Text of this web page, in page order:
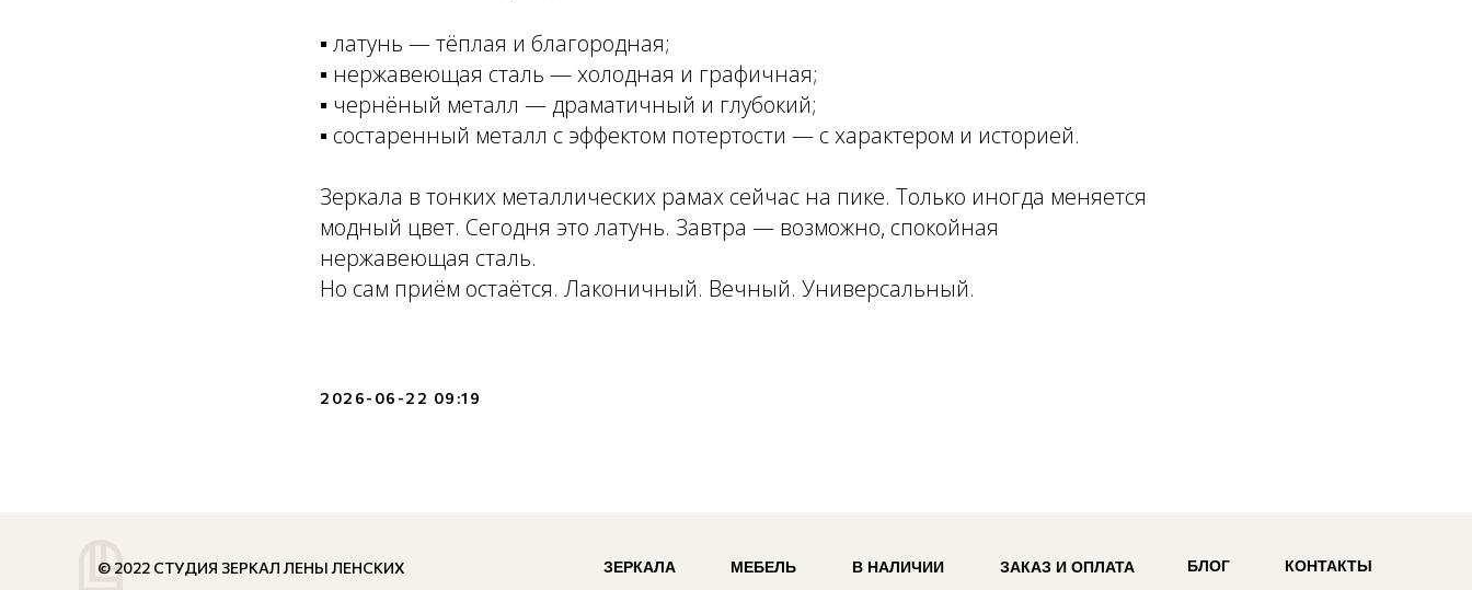
▪ латунь — тёплая и благородная;
▪ нержавеющая сталь — холодная и графичная;
▪ чернёный металл — драматичный и глубокий;
▪ состаренный металл с эффектом потертости — с характером и историей.
Зеркала в тонких металлических рамах сейчас на пике. Только иногда меняется
модный цвет. Сегодня это латунь. Завтра — возможно, спокойная
нержавеющая сталь.
Но сам приём остаётся. Лаконичный. Вечный. Универсальный.
2026-06-22 09:19
© 2022 СТУДИЯ ЗЕРКАЛ ЛЕНЫ ЛЕНСКИХ ЗЕРКАЛА В НАЛИЧИИ
МЕБЕЛЬ БЛОГ КОНТАКТЫ
ЗАКАЗ И ОПЛАТА